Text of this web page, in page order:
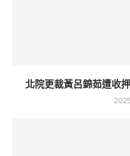
北院更裁黃呂錦茹遭收